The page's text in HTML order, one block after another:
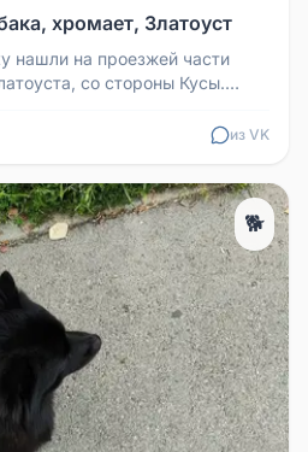
хромает, Златоуст
нашли на проезжей части
со стороны Кусы.
из VK
🐕